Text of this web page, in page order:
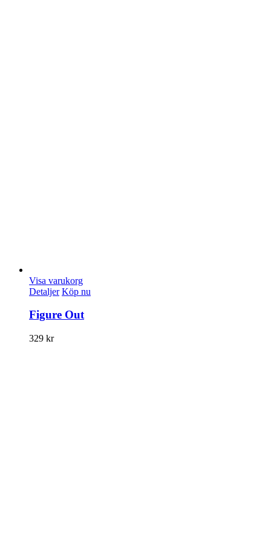
Visa varukorg
Detaljer Köp nu
Figure Out
329 kr